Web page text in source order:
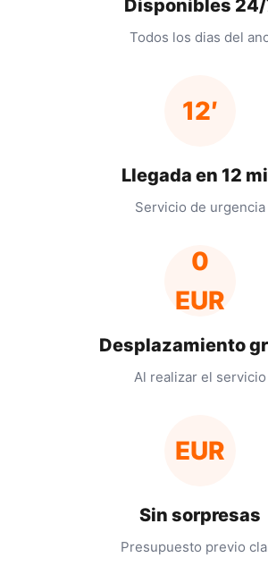
Disponibles
Todos los dias del
12′
Llegada en 12
Servicio de urgencia
0
EUR
Desplazamiento
Al realizar el servicio
EUR
Sin sorpresas
Presupuesto previo